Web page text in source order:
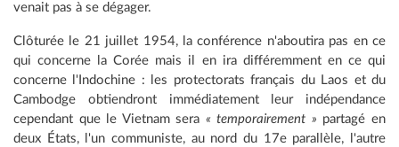
venait pas à se dégager.
Clôturée le 21 juillet 1954, la conférence n'aboutira pas en ce
qui concerne la Corée mais il en ira différemment en ce qui
concerne l'Indochine : les protectorats français du Laos et du
Cambodge obtiendront immédiatement leur indépendance
cependant que le Vietnam sera « temporairement » partagé en
deux États, l'un communiste, au nord du 17e parallèle, l'autre